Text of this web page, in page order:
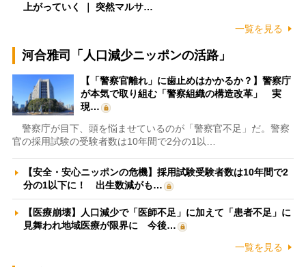
上がっていく ｜ 突然マルサ…
一覧を見る
河合雅司「人口減少ニッポンの活路」
【「警察官離れ」に歯止めはかかるか？】警察庁
が本気で取り組む「警察組織の構造改革」 実
現…
警察庁が目下、頭を悩ませているのが「警察官不足」だ。警察
官の採用試験の受験者数は10年間で2分の1以…
【安全・安心ニッポンの危機】採用試験受験者数は10年間で2
分の1以下に！ 出生数減がも…
【医療崩壊】人口減少で「医師不足」に加えて「患者不足」に
見舞われ地域医療が限界に 今後…
一覧を見る